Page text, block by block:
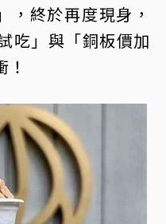
」，終於再度現身，
吃」與「銅板價加